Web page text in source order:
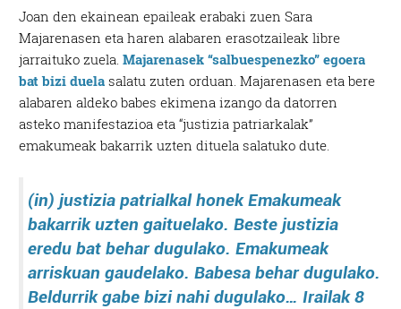
Joan den ekainean epaileak erabaki zuen Sara
Majarenasen eta haren alabaren erasotzaileak libre
jarraituko zuela.Majarenasek “salbuespenezko” egoera
bat bizi duela salatu zuten orduan. Majarenasen eta bere
alabaren aldeko babes ekimena izango da datorren
asteko manifestazioa eta “justizia patriarkalak”
emakumeak bakarrik uzten dituela salatuko dute.
(in) justizia patrialkal honek Emakumeak
bakarrik uzten gaituelako. Beste justizia
eredu bat behar dugulako. Emakumeak
arriskuan gaudelako. Babesa behar dugulako.
Beldurrik gabe bizi nahi dugulako… Irailak 8